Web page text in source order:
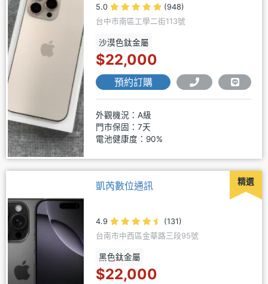
5.0
(948)
台中市南區工學二街113號
沙漠色鈦金屬
$22,000
預約訂購
外觀機況：A級
門市保固：7天
電池健康度：90%
精選
凱芮數位通訊
4.9
(131)
台南市中西區金華路三段95號
黑色鈦金屬
$22,000